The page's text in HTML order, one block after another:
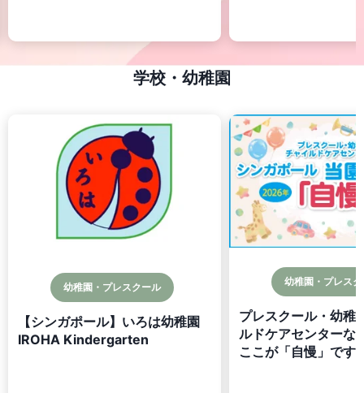
学校・幼稚園
幼稚園・プレスクール
【シンガポール】いろは幼稚園
IROHA Kindergarten
幼稚園・プレス
プレスクール・幼稚
ルドケアセンター
ここが「自慢」です